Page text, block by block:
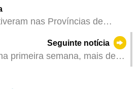
nas Províncias de
a medidas antiepidémicas a
dia 3 de Novembro
Seguinte notícia
primeira semana, mais de
as PME a resolverem a